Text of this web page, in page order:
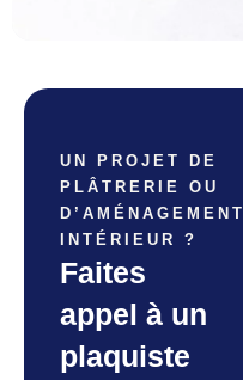
UN PROJET DE
PLÂTRERIE OU
D’AMÉNAGEMENT
INTÉRIEUR ?
Faites
appel à un
plaquiste